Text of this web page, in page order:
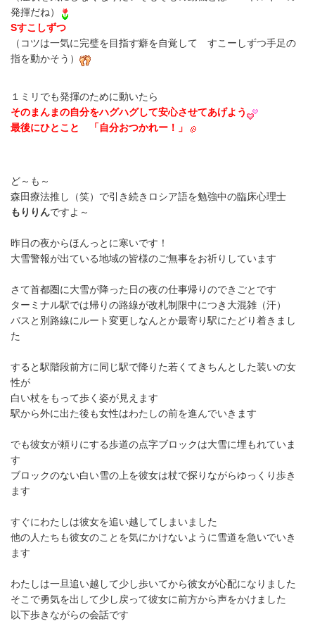
発揮だね）
Sすこしずつ
（コツは一気に完璧を目指す癖を自覚して すこーしずつ手足の
指を動かそう）
１ミリでも発揮のために動いたら
そのまんまの自分をハグハグして安心させてあげよう
最後にひとこと 「自分おつかれー！」
ど～も～
森田療法推し（笑）で引き続きロシア語を勉強中の臨床心理士
もりりんですよ～
昨日の夜からほんっとに寒いです！
大雪警報が出ている地域の皆様のご無事をお祈りしています
さて首都圏に大雪が降った日の夜の仕事帰りのできごとです
ターミナル駅では帰りの路線が改札制限中につき大混雑（汗）
バスと別路線にルート変更しなんとか最寄り駅にたどり着きまし
た
すると駅階段前方に同じ駅で降りた若くてきちんとした装いの女
性が
白い杖をもって歩く姿が見えます
駅から外に出た後も女性はわたしの前を進んでいきます
でも彼女が頼りにする歩道の点字ブロックは大雪に埋もれていま
す
ブロックのない白い雪の上を彼女は杖で探りながらゆっくり歩き
ます
すぐにわたしは彼女を追い越してしまいました
他の人たちも彼女のことを気にかけないように雪道を急いでいき
ます
わたしは一旦追い越して少し歩いてから彼女が心配になりました
そこで勇気を出して少し戻って彼女に前方から声をかけました
以下歩きながらの会話です